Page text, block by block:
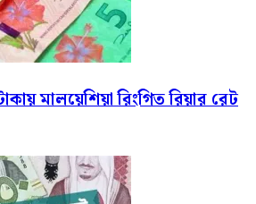
মালয়েশিয়া রিংগিত রিয়ার রেট